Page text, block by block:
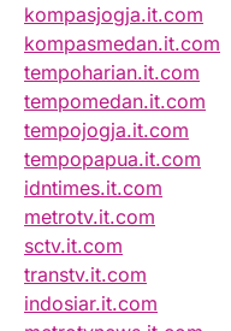
kompasjogja.it.com
kompasmedan.it.com
tempoharian.it.com
tempomedan.it.com
tempojogja.it.com
tempopapua.it.com
idntimes.it.com
metrotv.it.com
sctv.it.com
transtv.it.com
indosiar.it.com